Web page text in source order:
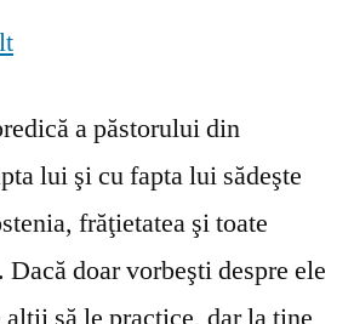
a păstorului din
lui şi cu fapta lui sădeşte
frăţietatea şi toate
doar vorbeşti despre ele